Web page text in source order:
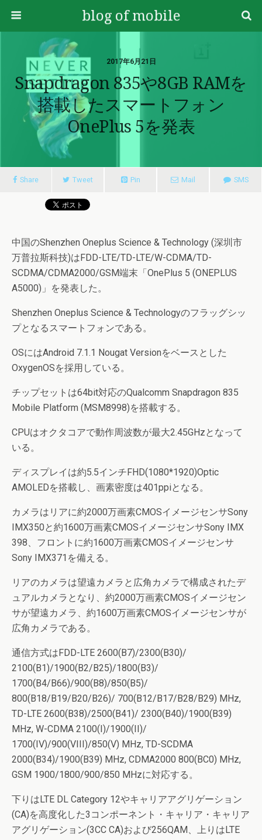
blog of mobile
2017年6月21日
Snapdragon 835や8GB RAMを
搭載したスマートフォン
OnePlus 5を発表
Share Tweet Pin Mail SMS
中国のShenzhen Oneplus Science & Technology (深圳市
万普拉斯科技)はFDD-LTE/TD-LTE/W-CDMA/TD-
SCDMA/CDMA2000/GSM端末「OnePlus 5 (ONEPLUS
A5000)」を発表した。
Shenzhen Oneplus Science & Technologyのフラッグシッ
プとなるスマートフォンである。
OSにはAndroid 7.1.1 Nougat Versionをベースとした
OxygenOSを採用している。
チップセットは64bit対応のQualcomm Snapdragon 835
Mobile Platform (MSM8998)を搭載する。
CPUはオクタコアで動作周波数が最大2.45GHzとなって
いる。
ディスプレイは約5.5インチFHD(1080*1920)Optic
AMOLEDを搭載し、画素密度は401ppiとなる。
カメラはリアに約2000万画素CMOSイメージセンサSony
IMX350と約1600万画素CMOSイメージセンサSony IMX
398、フロントに約1600万画素CMOSイメージセンサ
Sony IMX371を備える。
リアのカメラは望遠カメラと広角カメラで構成されたデ
ュアルカメラとなり、約2000万画素CMOSイメージセン
サが望遠カメラ、約1600万画素CMOSイメージセンサが
広角カメラである。
通信方式はFDD-LTE 2600(B7)/2300(B30)/
2100(B1)/1900(B2/B25)/1800(B3)/
1700(B4/B66)/900(B8)/850(B5)/
800(B18/B19/B20/B26)/ 700(B12/B17/B28/B29) MHz,
TD-LTE 2600(B38)/2500(B41)/ 2300(B40)/1900(B39)
MHz, W-CDMA 2100(I)/1900(II)/
1700(IV)/900(VIII)/850(V) MHz, TD-SCDMA
2000(B34)/1900(B39) MHz, CDMA2000 800(BC0) MHz,
GSM 1900/1800/900/850 MHzに対応する。
下りはLTE DL Category 12やキャリアアグリゲーション
(CA)を高度化した3コンポーネント・キャリア・キャリア
アグリゲーション(3CC CA)および256QAM、上りはLTE